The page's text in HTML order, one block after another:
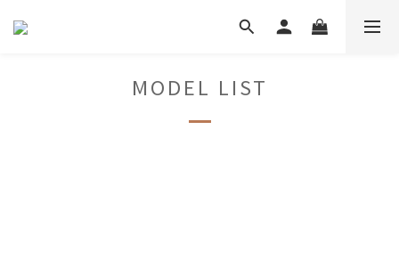
MODEL LIST